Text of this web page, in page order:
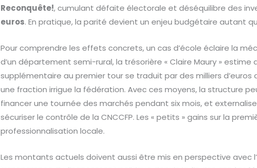
Reconquête!, cumulant défaite électorale et déséquilibre des
euros. En pratique, la parité devient un enjeu budgétaire autant
Pour comprendre les effets concrets, un cas d’école éclaire la
d’un département semi-rural, la trésorière « Claire Maury »
supplémentaire au premier tour se traduit par des milliers
une fraction irrigue la fédération. Avec ces moyens, la structure
financer une tournée des marchés pendant six mois, et
sécuriser le contrôle de la CNCCFP. Les « petits » gains sur la
professionnalisation locale.
Les montants actuels doivent aussi être mis en perspective avec